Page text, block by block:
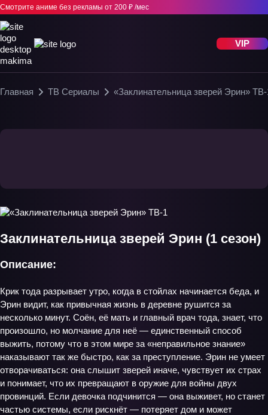
Смотрите аниме без рекламы от 200 ₽ /мес
VIP
Главная ТВ Сериалы «Заклинательница зверей Эрин»
Заклинательница зверей Эрин (1 сезон)
Описание:
Крик тода разрывает утро, когда в стойлах начинается беда, и
Эрин видит, как привычная жизнь в деревне рушится за
несколько минут. Соён, её мать и главный врач тода, знает, что
произошло, но молчание для неё — единственный способ
выжить, потому что в этом мире за «неправильное знание»
наказывают так же быстро, как за преступление. Эрин не умеет
отворачиваться: она слышит зверей иначе, чувствует их страх
и понимает, что их превращают в оружие для войны двух
провинций. Если девочка подчинится — она выживет, но станет
частью системы, если рискнёт — потеряет дом и может